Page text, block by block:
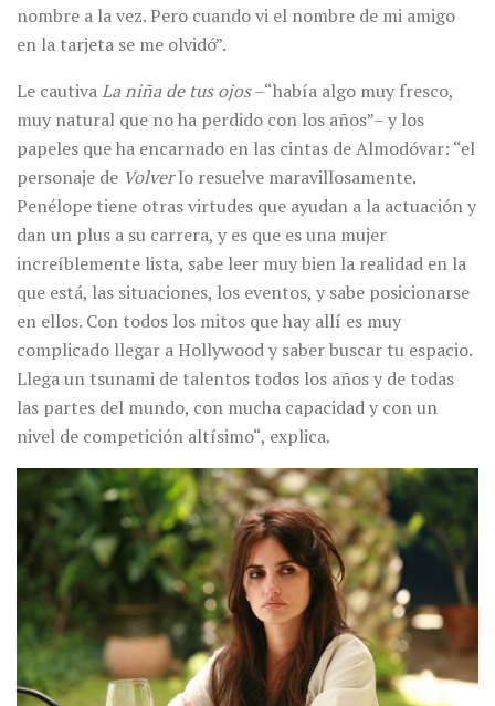
nombre a la vez. Pero cuando vi el nombre de mi amigo
en la tarjeta se me olvidó”.
Le cautivaLa niña de tus ojos–“había algo muy fresco,
muy natural que no ha perdido con los años”– y los
papeles que ha encarnado en las cintas de Almodóvar: “el
personaje de Volverlo resuelve maravillosamente.
Penélope tiene otras virtudes que ayudan a la actuación y
dan un plus a su carrera, y es que es una mujer
increíblemente lista, sabe leer muy bien la realidad en la
que está, las situaciones, los eventos, y sabe posicionarse
en ellos. Con todos los mitos que hay allí es muy
complicado llegar a Hollywood y saber buscar tu espacio.
Llega un tsunami de talentos todos los años y de todas
las partes del mundo, con mucha capacidad y con un
nivel de competición altísimo“, explica.